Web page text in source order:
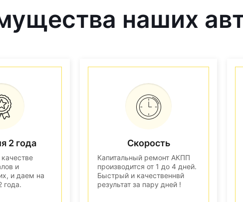
наших
2 года
и
и даем на
года.
Скорость
Капитальный ремонт АКПП
производится от 1 до 4 дней.
Быстрый и качественнвй
результат за пару дней !